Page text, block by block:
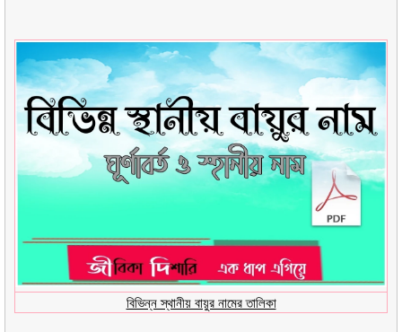
বিভিন্ন স্থানীয় বায়ুর নামের তালিকা